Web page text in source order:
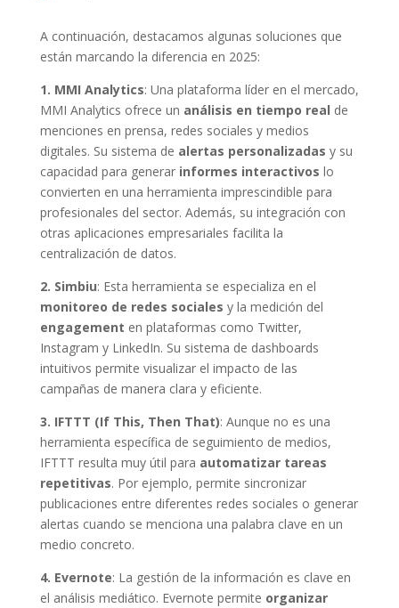
A continuación, destacamos algunas soluciones que
están marcando la diferencia en 2025:
1. MMI Analytics: Una plataforma líder en el mercado,
MMI Analytics ofrece un análisis en tiempo real de
menciones en prensa, redes sociales y medios
digitales. Su sistema de alertas personalizadas y su
capacidad para generar informes interactivos lo
convierten en una herramienta imprescindible para
profesionales del sector. Además, su integración con
otras aplicaciones empresariales facilita la
centralización de datos.
2. Simbiu: Esta herramienta se especializa en el
monitoreo de redes sociales y la medición del
engagement en plataformas como Twitter,
Instagram y LinkedIn. Su sistema de dashboards
intuitivos permite visualizar el impacto de las
campañas de manera clara y eficiente.
3. IFTTT (If This, Then That): Aunque no es una
herramienta específica de seguimiento de medios,
IFTTT resulta muy útil para automatizar tareas
repetitivas. Por ejemplo, permite sincronizar
publicaciones entre diferentes redes sociales o generar
alertas cuando se menciona una palabra clave en un
medio concreto.
4. Evernote: La gestión de la información es clave en
el análisis mediático. Evernote permite organizar